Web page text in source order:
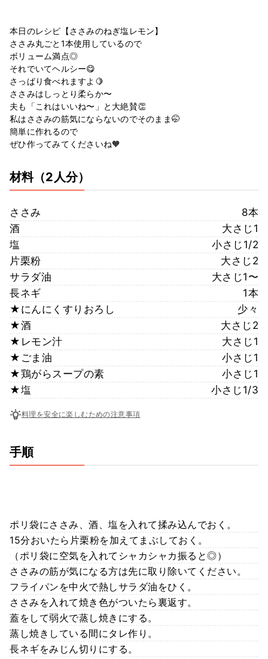
本日のレシピ【ささみのねぎ塩レモン】
ささみ丸ごと1本使用しているので
ボリューム満点◎
それでいてヘルシー😋
さっぱり食べれますよ🍋
ささみはしっとり柔らか〜
夫も「これはいいね〜」と大絶賛👏
私はささみの筋気にならないのでそのまま🤭
簡単に作れるので
ぜひ作ってみてくださいね🧡
材料（2人分）
ささみ
8本
酒
大さじ1
塩
小さじ1/2
片栗粉
大さじ2
サラダ油
大さじ1〜
長ネギ
1本
★にんにくすりおろし
少々
★酒
大さじ2
★レモン汁
大さじ1
★ごま油
小さじ1
★鶏がらスープの素
小さじ1
★塩
小さじ1/3
料理を安全に楽しむための注意事項
手順
ポリ袋にささみ、酒、塩を入れて揉み込んでおく。
15分おいたら片栗粉を加えてまぶしておく。
（ポリ袋に空気を入れてシャカシャカ振ると◎）
ささみの筋が気になる方は先に取り除いてください。
フライパンを中火で熱しサラダ油をひく。
ささみを入れて焼き色がついたら裏返す。
蓋をして弱火で蒸し焼きにする。
蒸し焼きしている間にタレ作り。
長ネギをみじん切りにする。